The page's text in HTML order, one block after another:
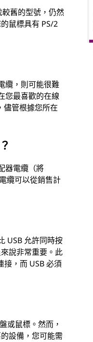
舊的型號，仍然
鼠標具有 PS/2
纜，則可能很難
您最喜歡的在線
儘管根據您所在
器電纜（將
纜可以從銷售計
USB 允許同時按
說非常重要。此
接，而 USB 必須
或鼠標。然而，
設備，您可能需